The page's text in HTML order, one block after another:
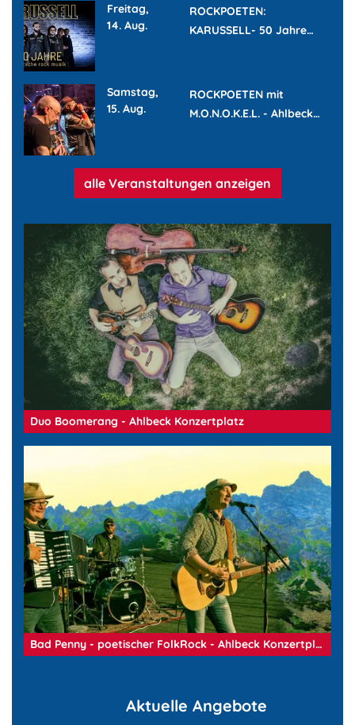
Freitag,
14. Aug.
ROCKPOETEN:
KARUSSELL- 50 Jahre…
Samstag,
15. Aug.
ROCKPOETEN mit
M.O.N.O.K.E.L. - Ahlbeck…
alle Veranstaltungen anzeigen
Duo Boomerang - Ahlbeck Konzertplatz
Bad Penny - poetischer FolkRock - Ahlbeck Konzertplatz
Aktuelle Angebote